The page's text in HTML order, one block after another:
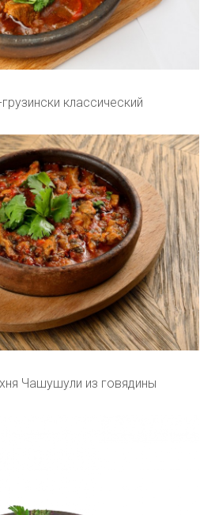
классический
Чашушули из говядины